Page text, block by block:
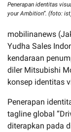
Penerapan identitas
your Ambition”. (foto:
mobilinanews
Yudha Sales
kendaraan
diler Mitsubishi
konsep identitas
Penerapan
tagline global
diterapkan pada